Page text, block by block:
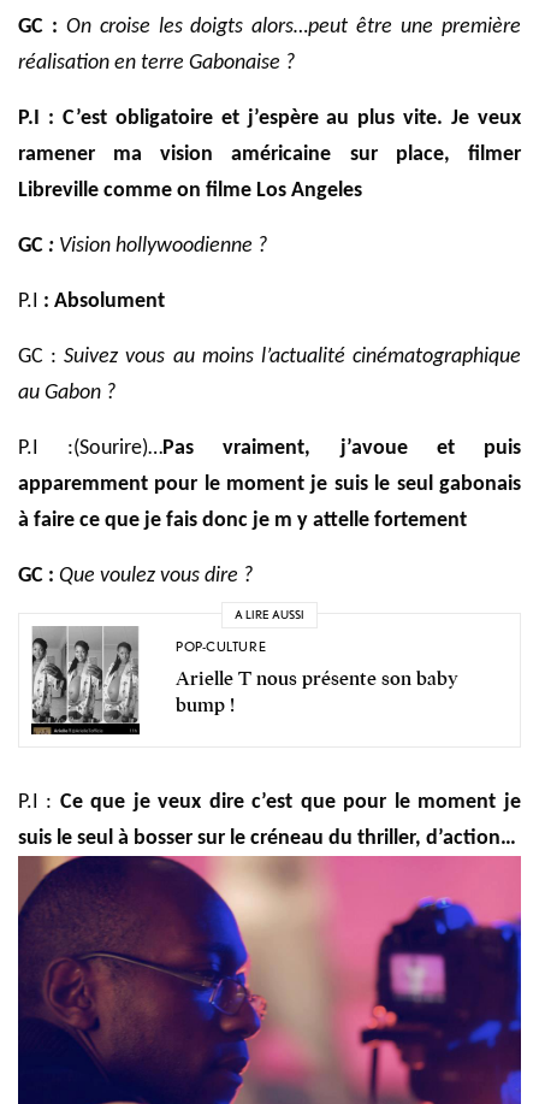
GC : On croise les doigts alors…peut être une première
réalisation en terre Gabonaise ?
P.I : C’est obligatoire et j’espère au plus vite. Je veux
ramener ma vision
américaine sur place, filmer
Libreville comme on filme Los Angeles
GC : Vision hollywoodienne ?
P.I : Absolument
GC :Suivez vous au moins l’actualité cinématographique
au Gabon ?
P.I :(Sourire)…Pas vraiment, j’avoue
et puis
apparemment pour le moment je suis le seul gabonais
à faire ce que je fais donc je m y attelle fortement
GC : Que voulez vous dire ?
A LIRE AUSSI
POP-CULTURE
Arielle T nous présente son baby
bump !
P.I : Ce que je veux dire c’est que pour le moment je
suis le seul à bosser sur le créneau du thriller, d’action…